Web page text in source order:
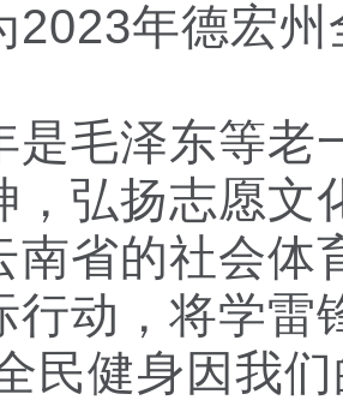
2023年德宏
是毛泽东等老
，弘扬志愿文
南省的社会体
行动，将学雷
民健身因我